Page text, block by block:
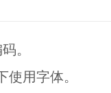
。
用字体。